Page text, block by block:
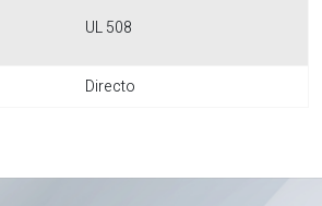
UL 508
Directo